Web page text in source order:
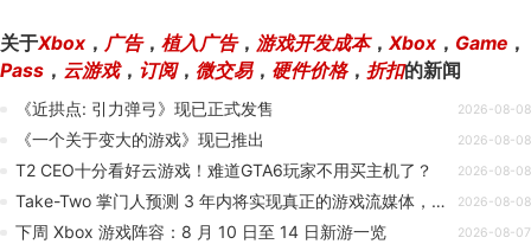
关于Xbox ， 广告， 植入广告， 游戏开发成本， Xbox ， Game ，
Pass ， 云游戏， 订阅， 微交易， 硬件价格， 折扣的新闻
《近拱点: 引力弹弓》现已正式发售 2026-08-08
《一个关于变大的游戏》现已推出 2026-08-08
T2 CEO十分看好云游戏！难道GTA6玩家不用买主机了？ 2026-08-08
Take-Two 掌门人预测 3 年内将实现真正的游戏流媒体，称其表现需比肩主机运行 GTA66 才有意义 2026-08-08
下周 Xbox 游戏阵容：8 月 10 日至 14 日新游一览 2026-08-07